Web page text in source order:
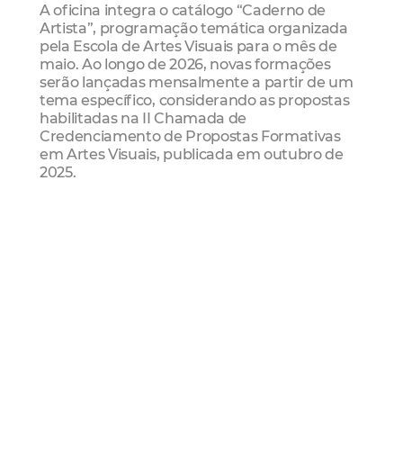
A oficina integra o catálogo “Caderno de
Artista”, programação temática organizada
pela Escola de Artes Visuais para o mês de
maio. Ao longo de 2026, novas formações
serão lançadas mensalmente a partir de um
tema específico, considerando as propostas
habilitadas na II Chamada de
Credenciamento de Propostas Formativas
em Artes Visuais, publicada em outubro de
2025.